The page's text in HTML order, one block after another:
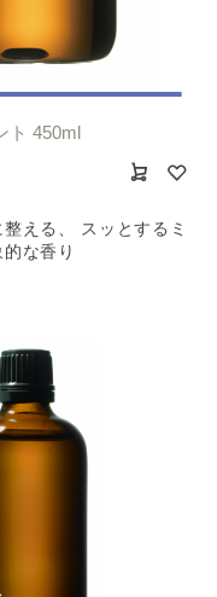
ト 450ml
える、 スッとするミ
な香り